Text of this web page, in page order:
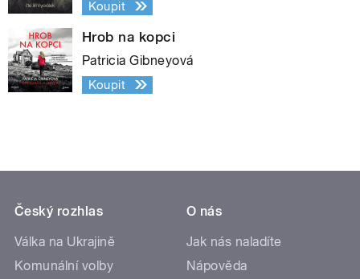
Koupit
Hrob na kopci
Patricia Gibneyová
Koupit
Český rozhlas
Válka na Ukrajině
Komunální volby
O nás
Jak nás naladíte
Nápověda